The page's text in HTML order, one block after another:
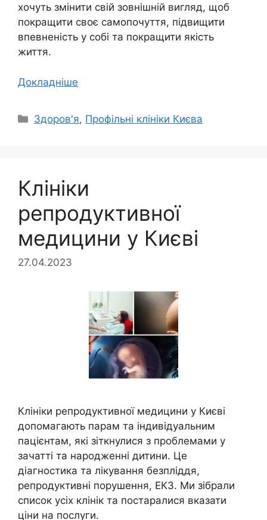
хочуть змінити свій зовнішній вигляд, щоб
покращити своє самопочуття, підвищити
впевненість у собі та покращити якість
життя.
Докладніше
Категорії
Здоров'я, Профільні клініки Києва
Клініки
репродуктивної
медицини у Києві
27.04.2023
Клініки репродуктивної медицини у Києві
допомагають парам та індивідуальним
пацієнтам, які зіткнулися з проблемами у
зачатті та народженні дитини. Це
діагностика та лікування безпліддя,
репродуктивні порушення, ЕКЗ. Ми зібрали
список усіх клінік та постаралися вказати
ціни на послуги.